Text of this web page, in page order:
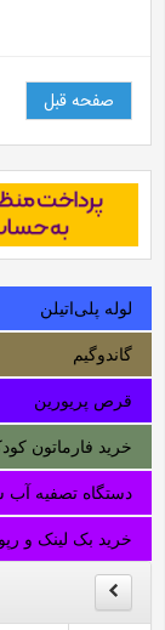
صفحه قبل
لوله‌ پلی‌اتیلن
گاندوگیم
قرص پریورین
خرید فارماتون
دستگاه تصفیه آب سافت واتر 6
خرید بک لینک و